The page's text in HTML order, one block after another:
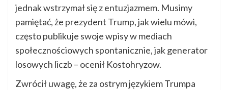
jednak wstrzymał się z entuzjazmem. Musimy
pamiętać, że prezydent Trump, jak wielu mówi,
często publikuje swoje wpisy w mediach
społecznościowych spontanicznie, jak generator
losowych liczb – ocenił Kostohryzow.
Zwrócił uwagę, że za ostrym językiem Trumpa